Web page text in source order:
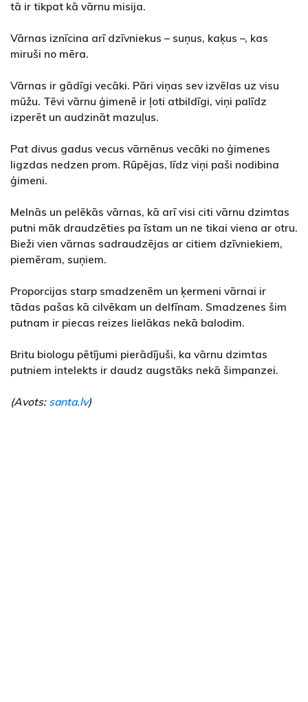
tā ir tikpat kā vārnu misija.
Vārnas iznīcina arī dzīvniekus – suņus, kaķus –, kas
miruši no mēra.
Vārnas ir gādīgi vecāki. Pāri viņas sev izvēlas uz visu
mūžu. Tēvi vārnu ģimenē ir ļoti atbildīgi, viņi palīdz
izperēt un audzināt mazuļus.
Pat divus gadus vecus vārnēnus vecāki no ģimenes
ligzdas nedzen prom. Rūpējas, līdz viņi paši nodibina
ģimeni.
Melnās un pelēkās vārnas, kā arī visi citi vārnu dzimtas
putni māk draudzēties pa īstam un ne tikai viena ar otru.
Bieži vien vārnas sadraudzējas ar citiem dzīvniekiem,
piemēram, suņiem.
Proporcijas starp smadzenēm un ķermeni vārnai ir
tādas pašas kā cilvēkam un delfīnam. Smadzenes šim
putnam ir piecas reizes lielākas nekā balodim.
Britu biologu pētījumi pierādījuši, ka vārnu dzimtas
putniem intelekts ir daudz augstāks nekā šimpanzei.
(Avots: santa.lv)